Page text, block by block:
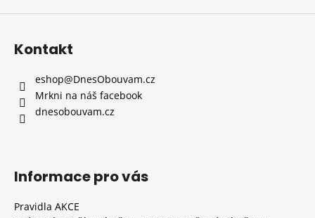
Kontakt
eshop@DnesObouvam.cz
Mrkni na náš facebook
dnesobouvam.cz
Informace pro vás
Pravidla AKCE